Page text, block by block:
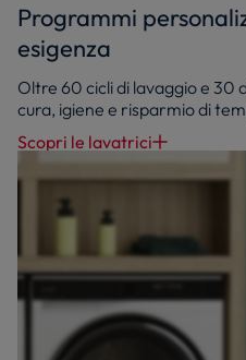
Programmi
esigenza
Oltre 60 cicli di lavaggio e 30
cura, igiene e risparmio di
Scopri le lavatrici